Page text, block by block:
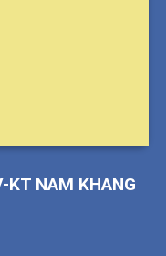
KT NAM KHANG